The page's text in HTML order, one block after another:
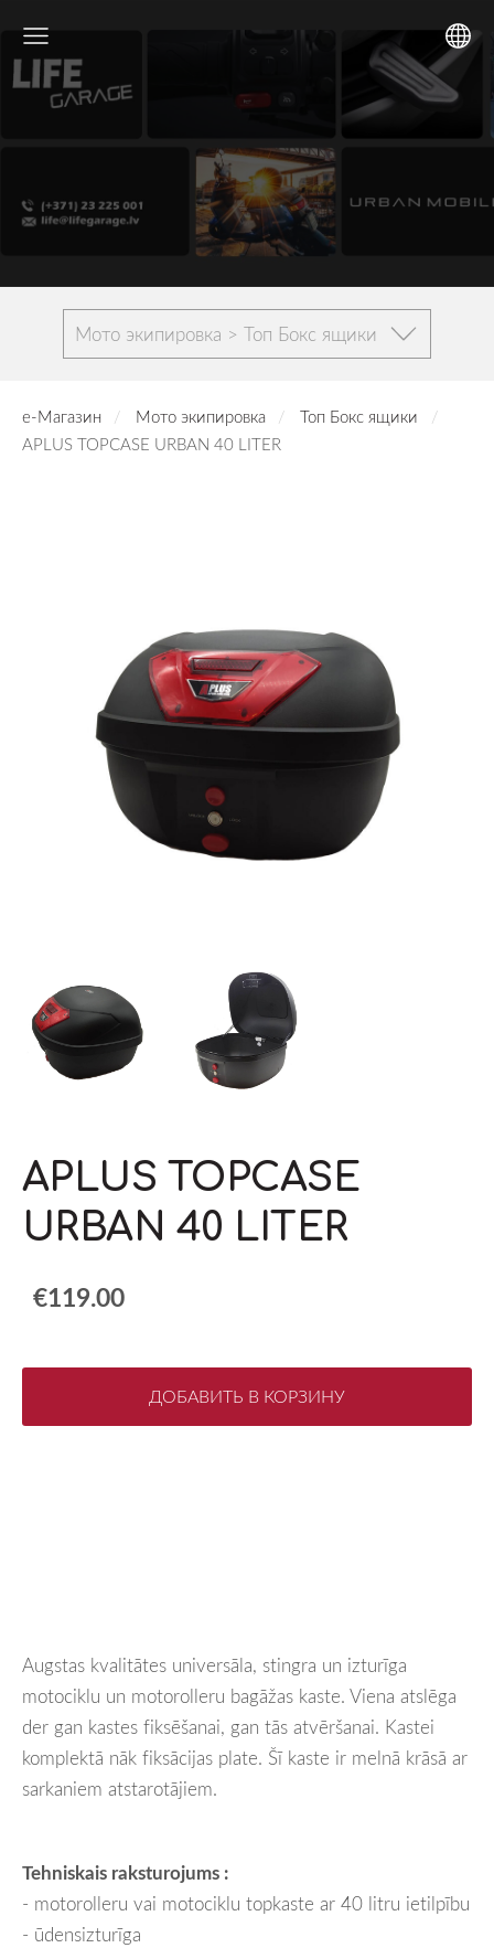
Мото экипировка > Топ Бокс ящики
е-Магазин Мото экипировка
Топ Бокс ящики
APLUS TOPCASE URBAN 40 LITER
APLUS TOPCASE
URBAN 40 LITER
€119.00
ДОБАВИТЬ В КОРЗИНУ
Augstas kvalitātes universāla, stingra un izturīga
motociklu un motorolleru bagāžas kaste. Viena atslēga
der gan kastes fiksēšanai, gan tās atvēršanai. Kastei
komplektā nāk fiksācijas plate. Šī kaste ir melnā krāsā ar
sarkaniem atstarotājiem.
Tehniskais raksturojums :
- motorolleru vai motociklu topkaste ar 40 litru ietilpību
- ūdensizturīga